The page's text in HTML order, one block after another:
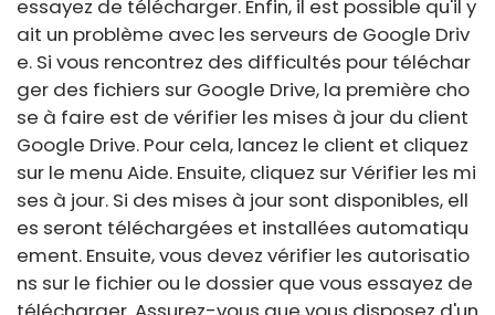
essayez de télécharger. Enfin, il est possible qu'il y
ait un problème avec les serveurs de Google Driv
e. Si vous rencontrez des difficultés pour téléchar
ger des fichiers sur Google Drive, la première cho
se à faire est de vérifier les mises à jour du client
Google Drive. Pour cela, lancez le client et cliquez
sur le menu Aide. Ensuite, cliquez sur Vérifier les mi
ses à jour. Si des mises à jour sont disponibles, ell
es seront téléchargées et installées automatiqu
ement. Ensuite, vous devez vérifier les autorisatio
ns sur le fichier ou le dossier que vous essayez de